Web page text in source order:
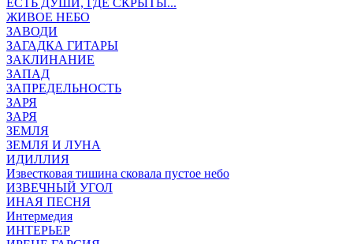
ЖИВОЕ НЕБО
ЗАВОДИ
ЗАГАДКА ГИТАРЫ
ЗАКЛИНАНИЕ
ЗАПАД
ЗАПРЕДЕЛЬНОСТЬ
ЗАРЯ
ЗАРЯ
ЗЕМЛЯ
ЗЕМЛЯ И ЛУНА
ИДИЛЛИЯ
Известковая тишина сковала пустое небо
ИЗВЕЧНЫЙ УГОЛ
ИНАЯ ПЕСНЯ
Интермедия
ИНТЕРЬЕР